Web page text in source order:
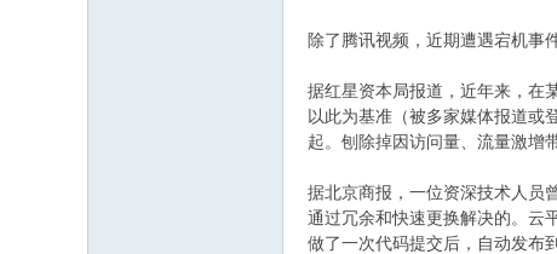
除了腾讯视频，近期遭遇宕机事
据红星资本局报道，近年来，在
以此为基准（被多家媒体报道或
起。刨除掉因访问量、流量激
据北京商报，一位资深技术人员
通过冗余和快速更换解决的。云
做了一次代码提交后，自动发布